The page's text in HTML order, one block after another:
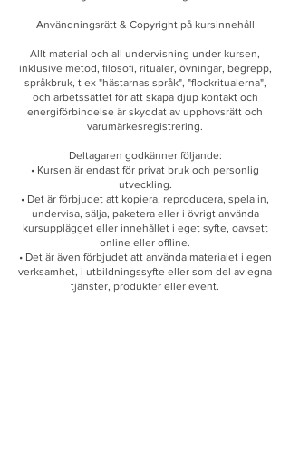
Användningsrätt & Copyright på kursinnehåll
Allt material och all undervisning under kursen,
inklusive metod, filosofi, ritualer, övningar, begrepp,
språkbruk, t ex "hästarnas språk", "flockritualerna",
och arbetssättet för att skapa djup kontakt och
energiförbindelse är skyddat av upphovsrätt och
varumärkesregistrering.
Deltagaren godkänner följande:
• Kursen är endast för privat bruk och personlig
utveckling.
• Det är förbjudet att kopiera, reproducera, spela in,
undervisa, sälja, paketera eller i övrigt använda
kursupplägget eller innehållet i eget syfte, oavsett
online eller offline.
• Det är även förbjudet att använda materialet i egen
verksamhet, i utbildningssyfte eller som del av egna
tjänster, produkter eller event.